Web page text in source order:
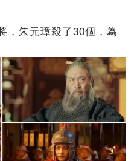
，朱元璋殺了30個，為